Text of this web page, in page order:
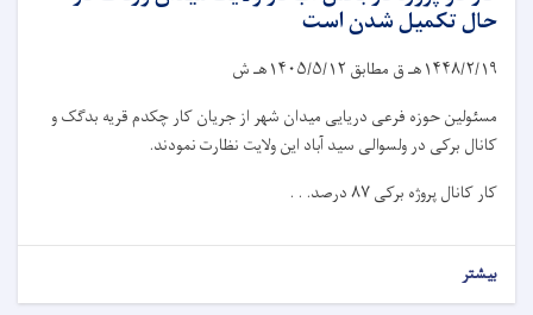
حال تکمیل شدن است
۱۴۴۸/۲/۱۹هـ ق مطابق ۱۴۰۵/۵/۱۲هـ ش
مسئولین حوزه فرعی دریایی میدان شهر از جریان کار چکدم قریه بدگک و
کانال برکی در ولسوالی سید آباد این ولایت نظارت نمودند.
کار کانال پروژه برکی۸۷درصد. . .
بیشتر